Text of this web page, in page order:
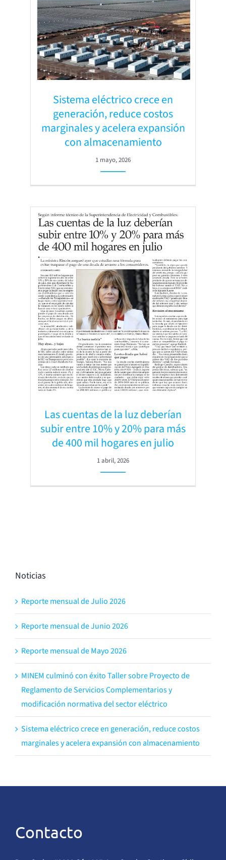
Sistema eléctrico crece en
generación, reduce costos
marginales y acelera expansión
con almacenamiento
1 mayo, 2026
Las cuentas de la luz deberían
subir entre 10% y 20% para más
de 400 mil hogares en julio
1 abril, 2026
Noticias
Reporte mensual de Julio 2026
Reporte mensual de Junio 2026
Reporte mensual de Mayo 2026
MINEM culminó con éxito Taller sobre Proyecto de
Reglamento de Servicios Complementarios y
modificación normativa del sector eléctrico
Sistema eléctrico crece en generación, reduce costos
marginales y acelera expansión con almacenamiento
Contacto